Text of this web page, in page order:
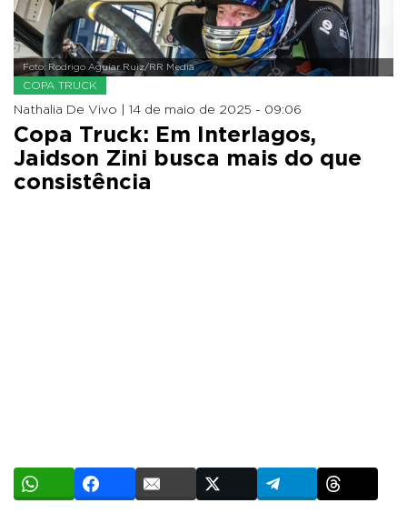
Foto: Rodrigo Aguiar Ruiz/RR Media
COPA TRUCK
Nathalia De Vivo | 14 de maio de 2025 - 09:06
Copa Truck: Em Interlagos,
Jaidson Zini busca mais do que
consistência